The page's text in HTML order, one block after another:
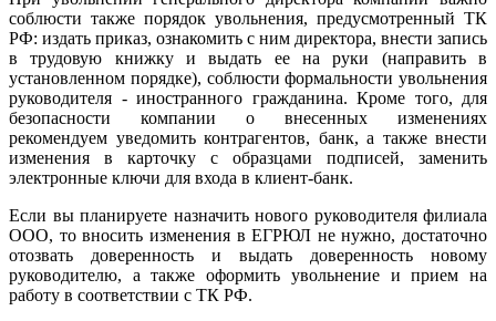
соблюсти также порядок увольнения, предусмотренный ТК
РФ: издать приказ, ознакомить с ним директора, внести запись
в трудовую книжку и выдать ее на руки (направить в
установленном порядке), соблюсти формальности увольнения
руководителя - иностранного гражданина. Кроме того, для
безопасности компании о внесенных изменениях
рекомендуем уведомить контрагентов, банк, а также внести
изменения в карточку с образцами подписей, заменить
электронные ключи для входа в клиент-банк.
Если вы планируете назначить нового руководителя филиала
ООО, то вносить изменения в ЕГРЮЛ не нужно, достаточно
отозвать доверенность и выдать доверенность новому
руководителю, а также оформить увольнение и прием на
работу в соответствии с ТК РФ.